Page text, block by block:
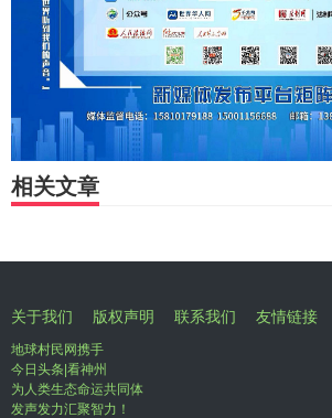
相关文章
关于我们 版权声明 联系我们 友情链接
地球村民网携手
今日头条|看神州
为人类生态命运共同体
发声发力汇聚智力！